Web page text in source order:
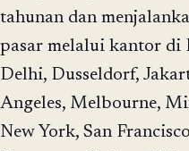
tahunan dan
pasar melalui kantor di
Delhi, Dusseldorf,
Angeles, Melbourne,
New York, San